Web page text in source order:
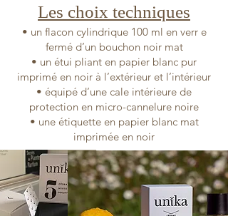
Les choix techniques
• un flacon cylindrique 100 ml en verr e
fermé d’un bouchon noir mat
• un étui pliant en papier blanc pur
imprimé en noir à l’extérieur et l’intérieur
• équipé d’une cale intérieure de
protection en micro-cannelure noire
• une étiquette en papier blanc mat
imprimée en noir